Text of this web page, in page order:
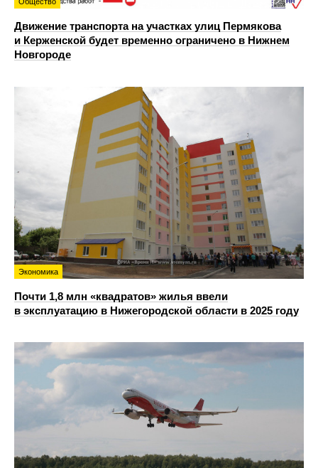
Движение транспорта на участках улиц Пермякова
и Керженской будет временно ограничено в Нижнем
Новгороде
Экономика
Почти 1,8 млн «квадратов» жилья ввели
в эксплуатацию в Нижегородской области в 2025 году